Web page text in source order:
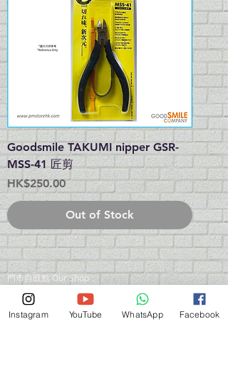
Goodsmile TAKUMI nipper GSR-
MSS-41 匠剪
Price
HK$250.00
Out of Stock
門巿自取點 Our Shop：
九龍深水埗青山道 64 號 名人商業中心 903室
Room 903, Celebrity Commercial Centre, 64 Castle
Peak Road, Sham Shui Po, Kowloon.
Instagram YouTube WhatsApp Facebook